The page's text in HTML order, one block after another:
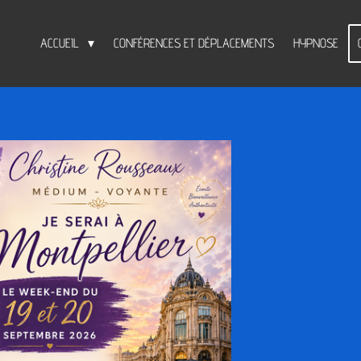
ACCUEIL CONFÉRENCES ET DÉPLACEMENTS HYPNOSE